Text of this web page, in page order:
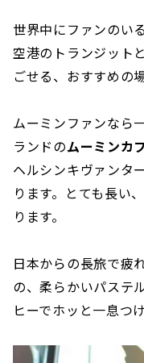
世界中にファンのい
空港のトランジット
ごせる、おすすめの
ムーミンファンなら
ランドのムーミンカ
ヘルシンキヴァンタ
ります。とても長い
ります。
日本からの長旅で疲
の、柔らかいパステ
ヒーでホッと一息つ